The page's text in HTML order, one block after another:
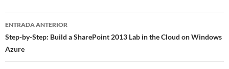
Navegador
de
entradas
ENTRADA ANTERIOR
Step-by-Step: Build a SharePoint 2013 Lab in the Cloud on Windows
Azure